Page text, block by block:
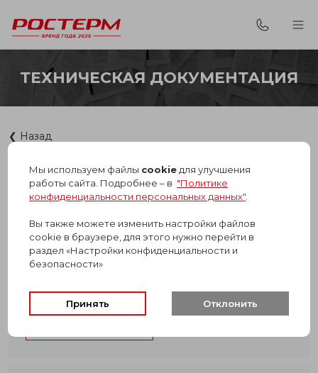
ТЕХНИЧЕСКАЯ ДОКУМЕНТАЦИЯ
❮ Назад
ТЕХНИЧЕСКИЕ ПАСПОРТА
НА ГИБКУЮ ПОДВОДКУ
ТЕХНИЧЕСКИЙ ПАСПОРТ
РОСТЕРМ
Мы используем файлы cookie для улучшения
работы сайта. Подробнее – в "Политике
конфиденциальности персональных данных"
Вы также можете изменить настройки файлов
cookie в браузере, для этого нужно перейти в
раздел «Настройки конфиденциальности и
безопасности»
Принять Отклонить